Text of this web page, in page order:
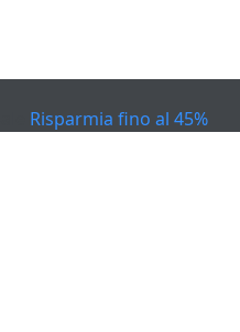
Risparmia fino al 45%